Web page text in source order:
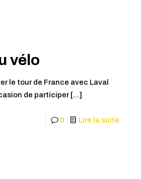
vélo
le tour de France avec Laval
de participer[…]
0 Lire la suite